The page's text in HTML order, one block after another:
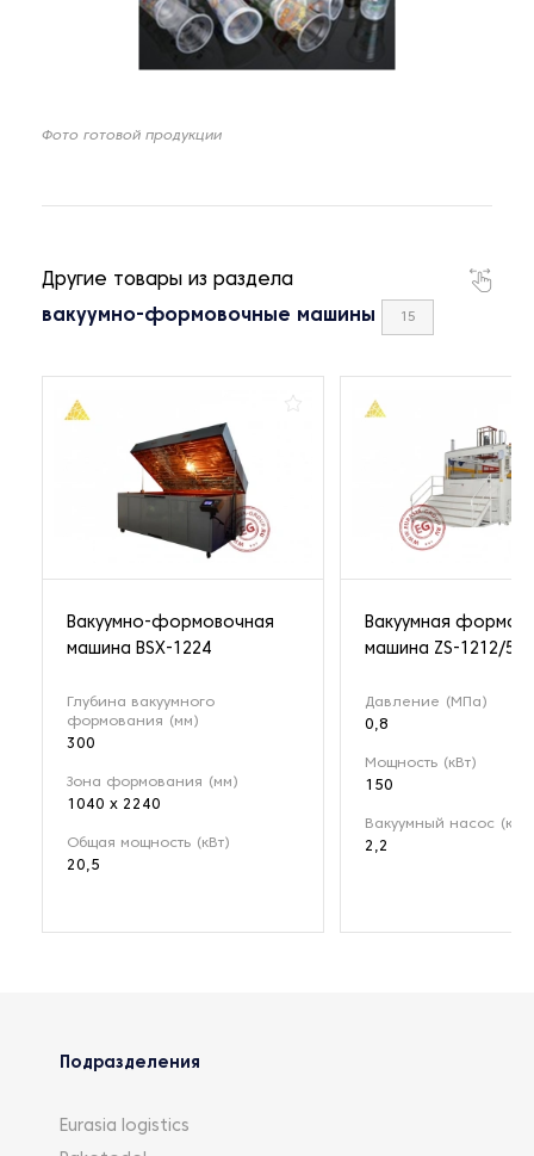
Фото готовой продукции
Другие товары из раздела
вакуумно-формовочные машины 15
Вакуумно-формовочная
машина BSX-1224
Глубина вакуумного
формования (мм)
300
Зона формования (мм)
1040 x 2240
Общая мощность (кВт)
20,5
Вакуумная
машина ZS-1212/5
Давление (МПа)
0,8
Мощность (кВт)
150
Вакуумный насос (кВт)
2,2
Подразделения
Eurasia logistics